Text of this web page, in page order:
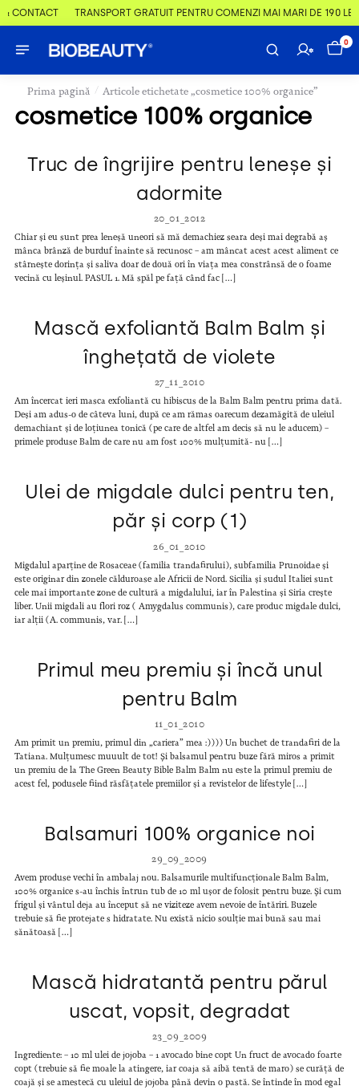
CONTACT TRANSPORT GRATUIT PENTRU COMENZI MAI MARI DE 190 LEI
0
Prima pagină / Articole etichetate „cosmetice 100% organice”
cosmetice 100% organice
Truc de îngrijire pentru leneșe și
adormite
20_01_2012
Chiar și eu sunt prea leneșă uneori să mă demachiez seara deși mai degrabă aș
mânca brânză de burduf înainte să recunosc – am mâncat acest acest aliment ce
stârnește dorința și saliva doar de două ori în viața mea constrânsă de o foame
vecină cu leșinul. PASUL 1. Mă spăl pe față când fac […]
Mască exfoliantă Balm Balm și
înghețată de violete
27_11_2010
Am încercat ieri masca exfoliantă cu hibiscus de la Balm Balm pentru prima dată.
Deși am adus-o de câteva luni, după ce am rămas oarecum dezamăgită de uleiul
demachiant și de loțiunea tonică (pe care de altfel am decis să nu le aducem) –
primele produse Balm de care nu am fost 100% mulțumită- nu […]
Ulei de migdale dulci pentru ten,
păr și corp (1)
26_01_2010
Migdalul aparține de Rosaceae (familia trandafirului), subfamilia Prunoidae și
este originar din zonele călduroase ale Africii de Nord. Sicilia și sudul Italiei sunt
cele mai importante zone de cultură a migdalului, iar în Palestina și Siria crește
liber. Unii migdali au flori roz ( Amygdalus communis), care produc migdale dulci,
iar alții (A. communis, var. […]
Primul meu premiu și încă unul
pentru Balm
11_01_2010
Am primit un premiu, primul din „cariera” mea :)))) Un buchet de trandafiri de la
Tatiana. Mulțumesc muuult de tot! Și balsamul pentru buze fără miros a primit
un premiu de la The Green Beauty Bible Balm Balm nu este la primul premiu de
acest fel, podusele fiind răsfățatele premiilor și a revistelor de lifestyle […]
Balsamuri 100% organice noi
29_09_2009
Avem produse vechi în ambalaj nou. Balsamurile multifuncționale Balm Balm,
100% organice s-au închis întrun tub de 10 ml ușor de folosit pentru buze. Și cum
frigul și vântul deja au început să ne viziteze avem nevoie de întăriri. Buzele
trebuie să fie protejate s hidratate. Nu există nicio soulție mai bună sau mai
sănătoasă […]
Mască hidratantă pentru părul
uscat, vopsit, degradat
23_09_2009
Ingrediente: – 10 ml ulei de jojoba – 1 avocado bine copt Un fruct de avocado foarte
copt (trebuie să fie moale la atingere, iar coaja să aibă tentă de maro) se curăță de
coajă și se amestecă cu uleiul de jojoba până devin o pastă. Se întinde în mod egal